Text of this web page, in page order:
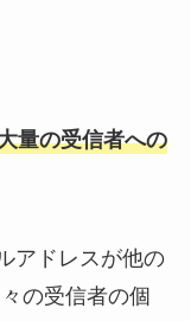
量の受信者への
アドレスが他の
の受信者の個